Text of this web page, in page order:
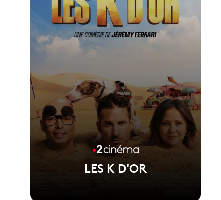
Film de Jean-Baptiste Leonetti
LES K D'OR